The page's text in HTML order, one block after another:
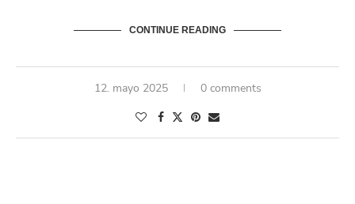
CONTINUE READING
12. mayo 2025 0 comments